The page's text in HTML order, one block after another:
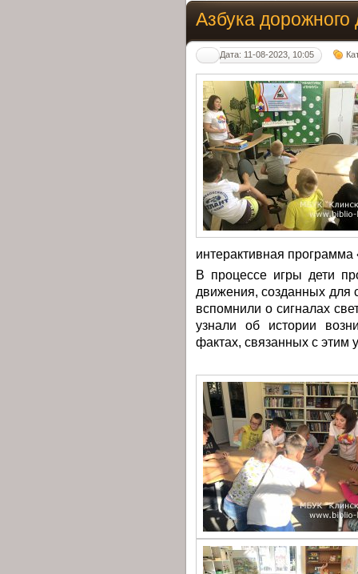
Азбука дорожного
Дата: 11-08-2023, 10:05
интерактивная
В процессе игры дети
движения, созданных для
вспомнили о сигналах
узнали об истории
фактах, связанных с этим